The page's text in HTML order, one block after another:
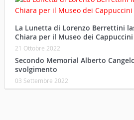
La Lunetta di Lorenzo Berrettini
Chiara per il Museo dei
21 Ottobre 2022
Secondo Memorial Alberto
svolgimento
03 Settembre 2022